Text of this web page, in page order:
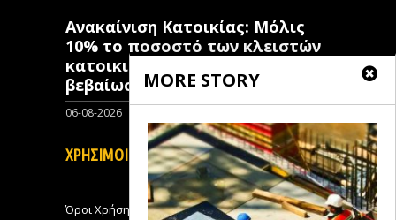
MORE STORY
Ανακαίνιση Κατοικίας: Μόλις
10% το ποσοστό των κλειστών
κατοικιών που έχουν λάβει
βεβαίωση ένταξης
06-08-2026
ΧΡΗΣΙΜΟΙ ΣΥΝΔΕΣΜΟΙ
Όροι Χρήσης